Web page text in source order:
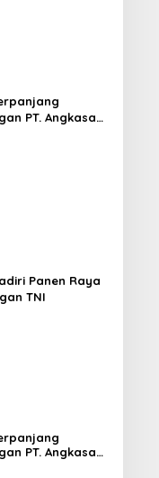
PT. Angkasa
Panen Raya
TNI
PT. Angkasa